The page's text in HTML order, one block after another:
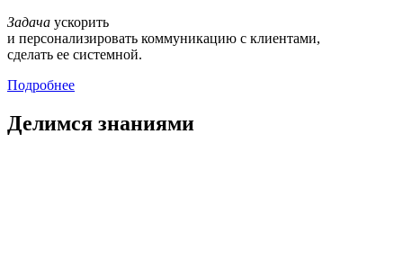
Задача ускорить
и персонализировать коммуникацию с клиентами,
сделать ее системной.
Подробнее
Делимся знаниями